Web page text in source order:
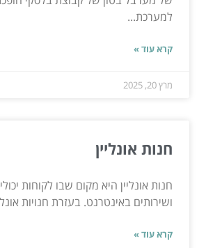
למערכת...
קרא עוד »
מרץ 20, 2025
חנות אונליין
חנות אונליין היא מקום שבו לקוחות
ושירותים באינטרנט. בעזרת חנויות
קרא עוד »